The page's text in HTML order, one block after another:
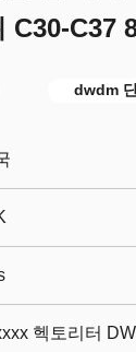
C30-C37
dwdm
헥토리터